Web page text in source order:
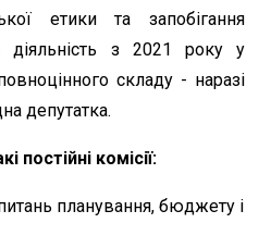
етики та запобігання
діяльність з 2021 року у
складу - наразі
депутатка.
постійні комісії:
планування, бюджету і